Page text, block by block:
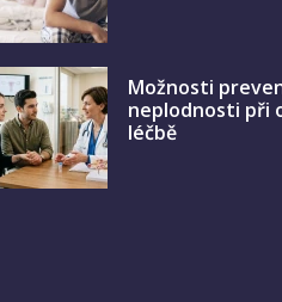
Možnosti
neplodnosti při
léčbě